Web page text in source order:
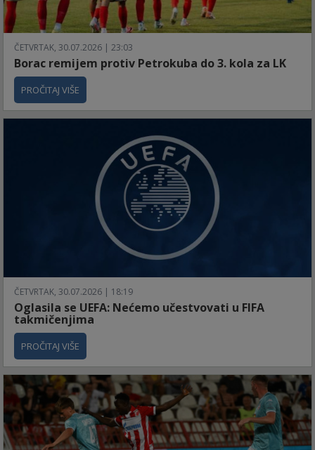
ČETVRTAK, 30.07.2026 | 23:03
Borac remijem protiv Petrokuba do 3. kola za LK
PROČITAJ VIŠE
ČETVRTAK, 30.07.2026 | 18:19
Oglasila se UEFA: Nećemo učestvovati u FIFA
takmičenjima
PROČITAJ VIŠE